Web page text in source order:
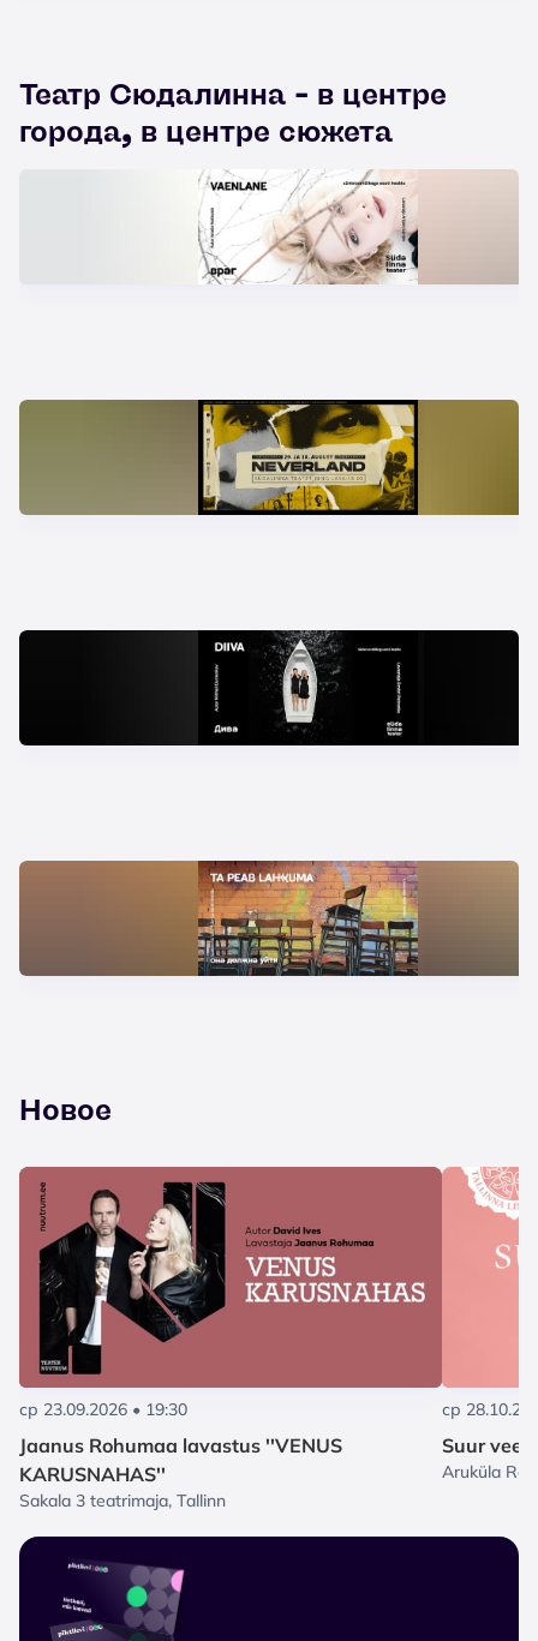
Театр Сюдалинна - в центре
города, в центре сюжета
Новое
ср 23.09.2026 • 19:30
Jaanus Rohumaa lavastus ''VENUS
KARUSNAHAS''
Sakala 3 teatrimaja, Tallinn
ср
Suur
Aruküla